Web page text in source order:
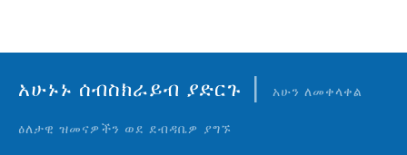
አሁኑኑ ሰብስክራይብ ያድርጉ | አሁን ለመቀላቀል
ዕለታዊ ዝመናዎችን ወደ ደብዳቤዎ ያግኙ